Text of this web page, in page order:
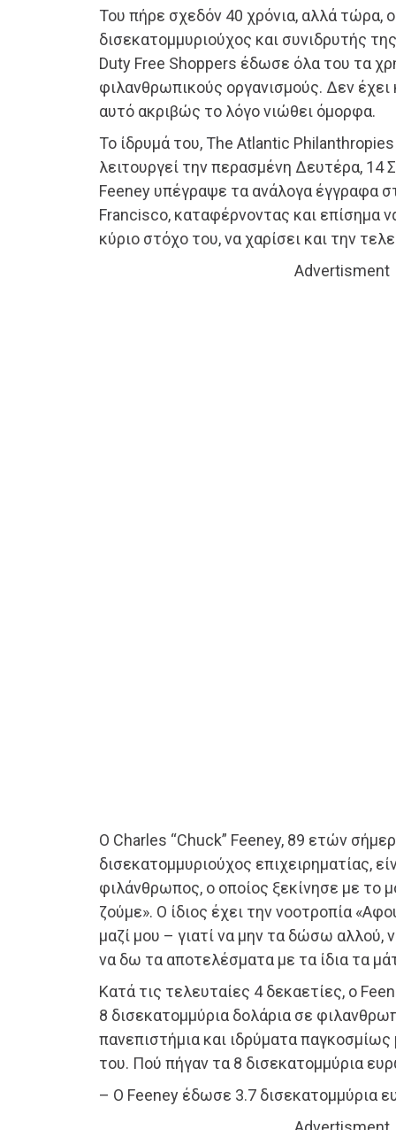
Του πήρε σχεδόν 40 χρόνια, αλλά τώρα,
δισεκατομμυριούχος και συνιδρυτής της
Duty Free Shoppers έδωσε όλα του τα
φιλανθρωπικούς οργανισμούς. Δεν έχει
αυτό ακριβώς το λόγο νιώθει όμορφα.
Το ίδρυμά του, The Atlantic
λειτουργεί την περασμένη Δευτέρα, 14
Feeney υπέγραψε τα ανάλογα έγγραφα
Francisco, καταφέρνοντας και επίσημα
κύριο στόχο του, να χαρίσει και την
Advertisment
Ο Charles “Chuck” Feeney, 89 ετών
δισεκατομμυριούχος επιχειρηματίας,
φιλάνθρωπος, ο οποίος ξεκίνησε με το
ζούμε». Ο ίδιος έχει την νοοτροπία
μαζί μου – γιατί να μην τα δώσω αλλού,
να δω τα αποτελέσματα με τα ίδια τα
Κατά τις τελευταίες 4 δεκαετίες, ο
8 δισεκατομμύρια δολάρια σε
πανεπιστήμια και ιδρύματα
του. Πού πήγαν τα 8 δισεκατομμύρια
– Ο Feeney έδωσε 3.7 δισεκατομμύρια